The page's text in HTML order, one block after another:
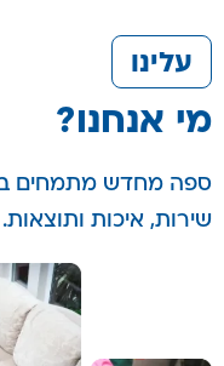
עלינו
מי אנחנו?
ספה מחדש מתמחים
שירות, איכות ותוצאות.